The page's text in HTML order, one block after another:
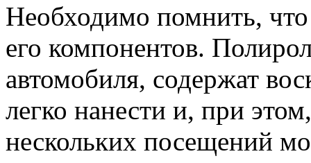
Необходимо помнить,
его компонентов.
автомобиля, содержат
легко нанести и, при
нескольких посещений